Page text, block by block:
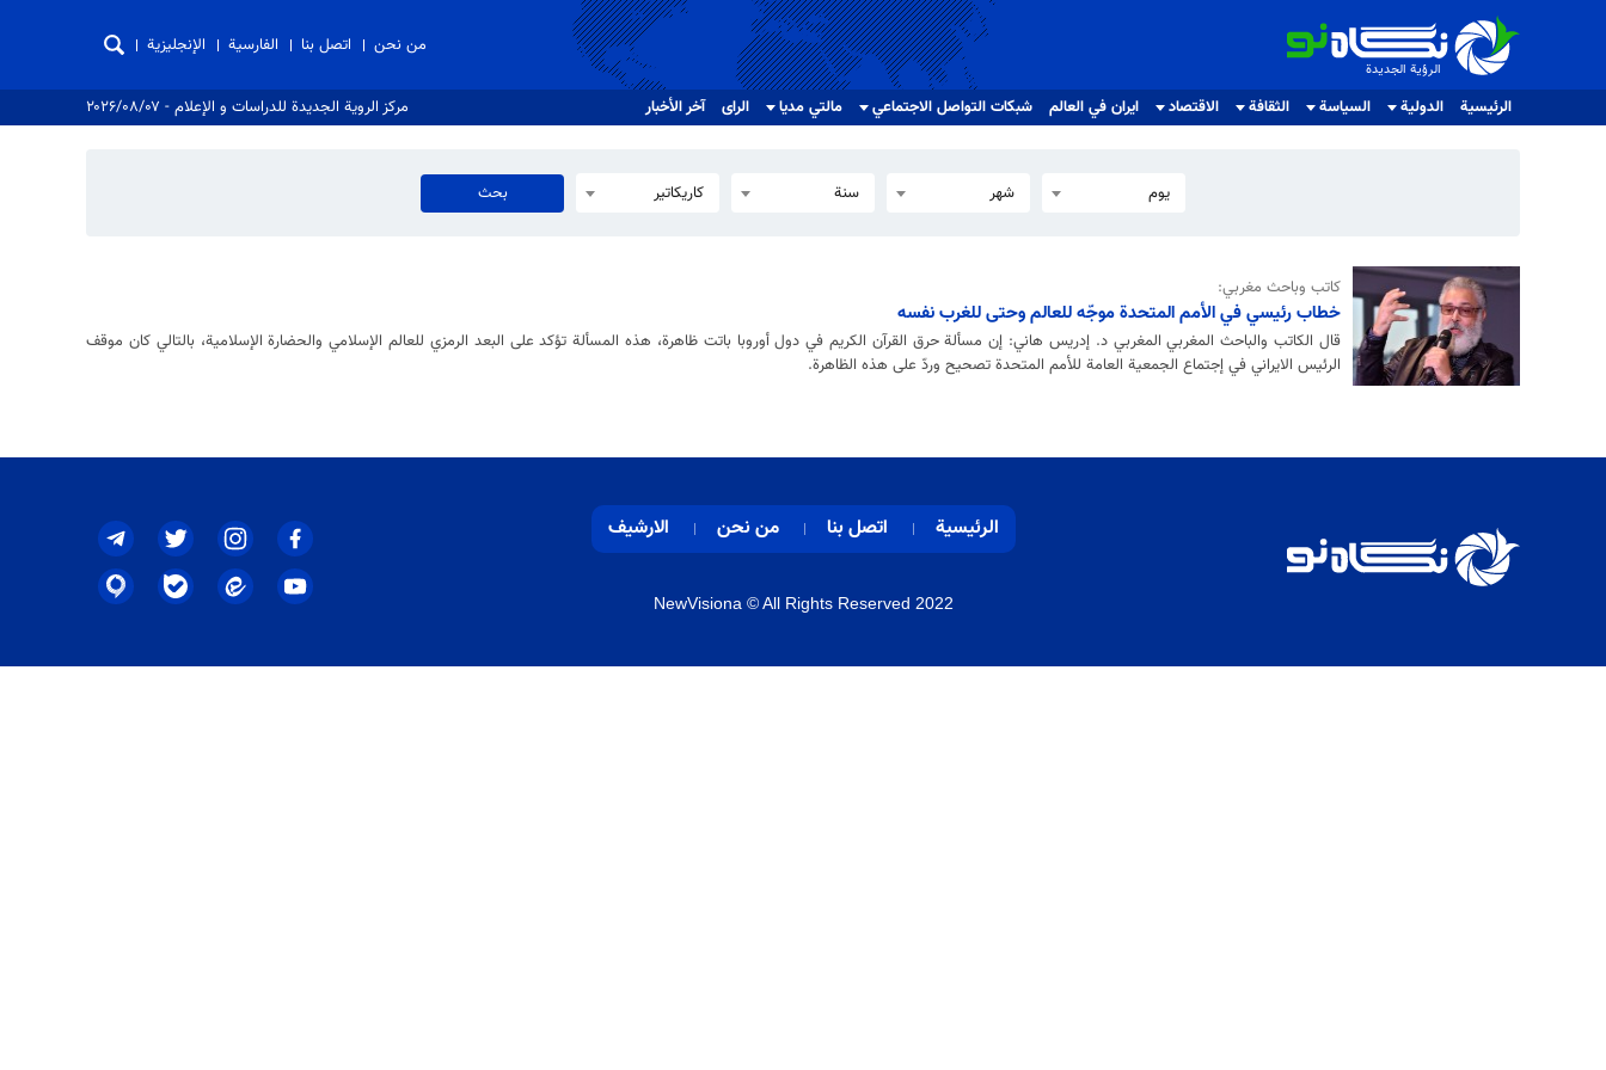
الرؤية الجديدة
الرؤية الجديدة
من نحن اتصل بنا الفارسية الإنجليزية
الرئيسية الدولية السياسة الثقافة الاقتصاد ايران في العالم شبکات التواصل الاجتماعي مالتي مدیا الرای آخر الأخبار مركز الروية الجدیدة للدراسات و الإعلام - ۲۰۲۶/۰۸/۰۷
يوم شهر سنة كاريكاتير
كاتب وباحث مغربي:
خطاب رئيسي في الأمم المتحدة موجّه للعالم وحتى للغرب نفسه
قال الكاتب والباحث المغربي المغربي د. إدريس هاني: إن مسألة حرق القرآن الكريم في دول أوروبا باتت ظاهرة، هذه المسألة تؤكد على البعد الرمزي للعالم الإسلامي والحضارة الإسلامية، بالتالي كان موقف
الرئيس الايراني في إجتماع الجمعية العامة للأمم المتحدة تصحيح وردّ على هذه الظاهرة.
الرئيسية اتصل بنا من نحن الارشيف
NewVisiona © All Rights Reserved 2022